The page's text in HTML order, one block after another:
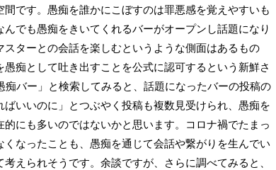
です。愚痴を誰かにこぼすのは罪悪感を覚えやすいも
でも愚痴をきいてくれるバーがオープンし話題になり
スターとの会話を楽しむというような側面はあるもの
痴として吐き出すことを公式に認可するという新鮮さ
バー」と検索してみると、話題になったバーの投稿の
いいのに」とつぶやく投稿も複数見受けられ、愚痴を
にも多いのではないかと思います。コロナ禍でたまっ
なったことも、愚痴を通じて会話や繋がりを生んでい
えられそうです。余談ですが、さらに調べてみると、